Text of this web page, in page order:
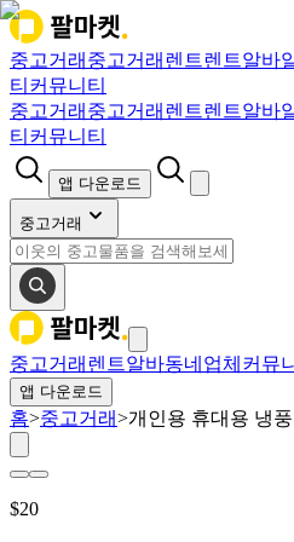
중고거래 중고거래 렌트렌트알바
티 커뮤니티
중고거래 중고거래 렌트렌트알바
티 커뮤니티
앱 다운로드
중고거래
중고거래 렌트알바동네업체 커뮤
앱 다운로드
홈>중고거래>개인용 휴대용 냉풍
$20